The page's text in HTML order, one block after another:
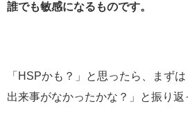
誰でも敏感になるものです。
「HSPかも？」と思ったら、まず
出来事がなかったかな？」と振り返